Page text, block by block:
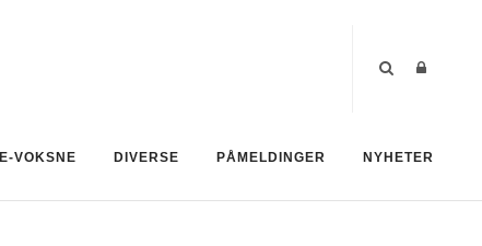
VOKSNE DIVERSE PÅMELDINGER NYHETER